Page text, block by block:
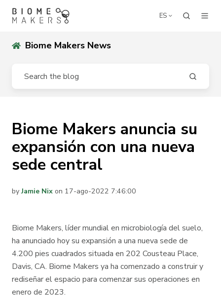
ES
Biome Makers News
Biome Makers anuncia su
expansión con una nueva
sede central
byJamie Nix on 17-ago-2022 7:46:00
Biome Makers, líder mundial en microbiología del suelo,
ha anunciado hoy su expansión a una nueva sede de
4.200 pies cuadrados situada en 202 Cousteau Place,
Davis, CA. Biome Makers ya ha comenzado a construir y
rediseñar el espacio para comenzar sus operaciones en
enero de 2023.